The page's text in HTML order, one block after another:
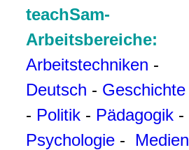
teachSam-
Arbeitsbereiche:
Arbeitstechniken -
Deutsch - Geschichte
- Politik - Pädagogik -
Psychologie - Medien